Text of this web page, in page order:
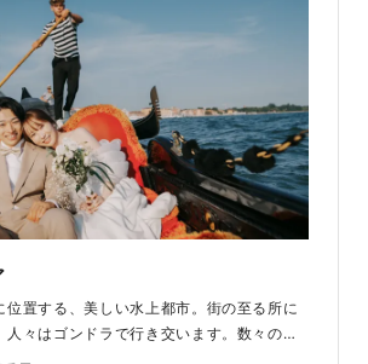
位置する、美しい水上都市。街の至る所に
人々はゴンドラで行き交います。数々の歴
映画の舞台にもなっています。数百の小島